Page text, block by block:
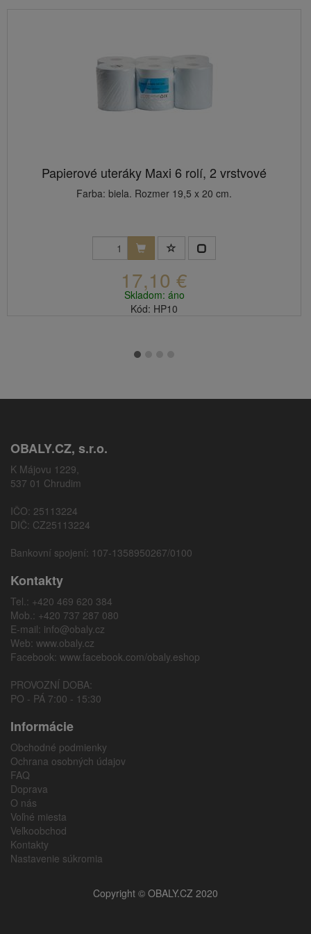
Papierové uteráky Maxi 6 rolí, 2 vrstvové
Farba: biela. Rozmer 19,5 x 20 cm.
17,10 €
Skladom: áno
Kód: HP10
OBALY.CZ, s.r.o.
K Májovu 1229,
537 01 Chrudim
IČO: 25113224
DIČ: CZ25113224
Bankovní spojení: 107-1358950267/0100
Kontakty
Tel.: +420 469 620 384
Mob.: +420 737 287 080
E-mail: info@obaly.cz
Web: www.obaly.cz
Facebook: www.facebook.com/obaly.eshop
PROVOZNÍ DOBA:
PO - PÁ 7:00 - 15:30
Informácie
Obchodné podmienky
Ochrana osobných údajov
FAQ
Doprava
O nás
Voľné miesta
Veľkoobchod
Kontakty
Nastavenie súkromia
Copyright © OBALY.CZ 2020